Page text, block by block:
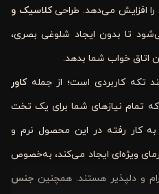
افزایش می‌دهد. طراحیکلاسیک و
تا بدون ایجاد شلوغی بصری،
اتاق خواب شما بدهد.
تکه کاربردی است؛ از جملهکاور
که تمام نیازهای شما برای یک تخت
کار رفته در این محصول نرم و
ویژه‌ای ایجاد می‌کند، به‌خصوص
و دلپذیر هستند. همچنین جنس